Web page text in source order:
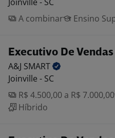
A combinar
Ensino
Executivo De Vendas
A&J SMART
Joinville - SC
R$ 4.500,00 a R$ 7.000,00
Híbrido